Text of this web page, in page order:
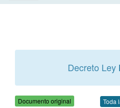
Decreto Ley
Documento original Toda